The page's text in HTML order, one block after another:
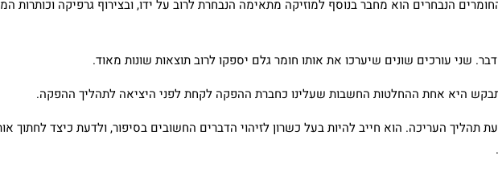
הנבחרים הוא מחבר בנוסף למוזיקה מתאימה הנבחרת לרוב על ידו, ובצירוף גרפיקה וכותרות
שני עורכים שונים שיערכו את אותו חומר גלם יספקו לרוב תוצאות שונות מאוד.
היא אחת ההחלטות החשבות שעלינו כחברת ההפקה לקחת לפני היציאה לתהליך ההפקה.
תהליך העריכה. הוא חייב להיות בעל כשרון לזיהוי הדברים החשובים בסיפור, ולדעת כיצד לחתוך